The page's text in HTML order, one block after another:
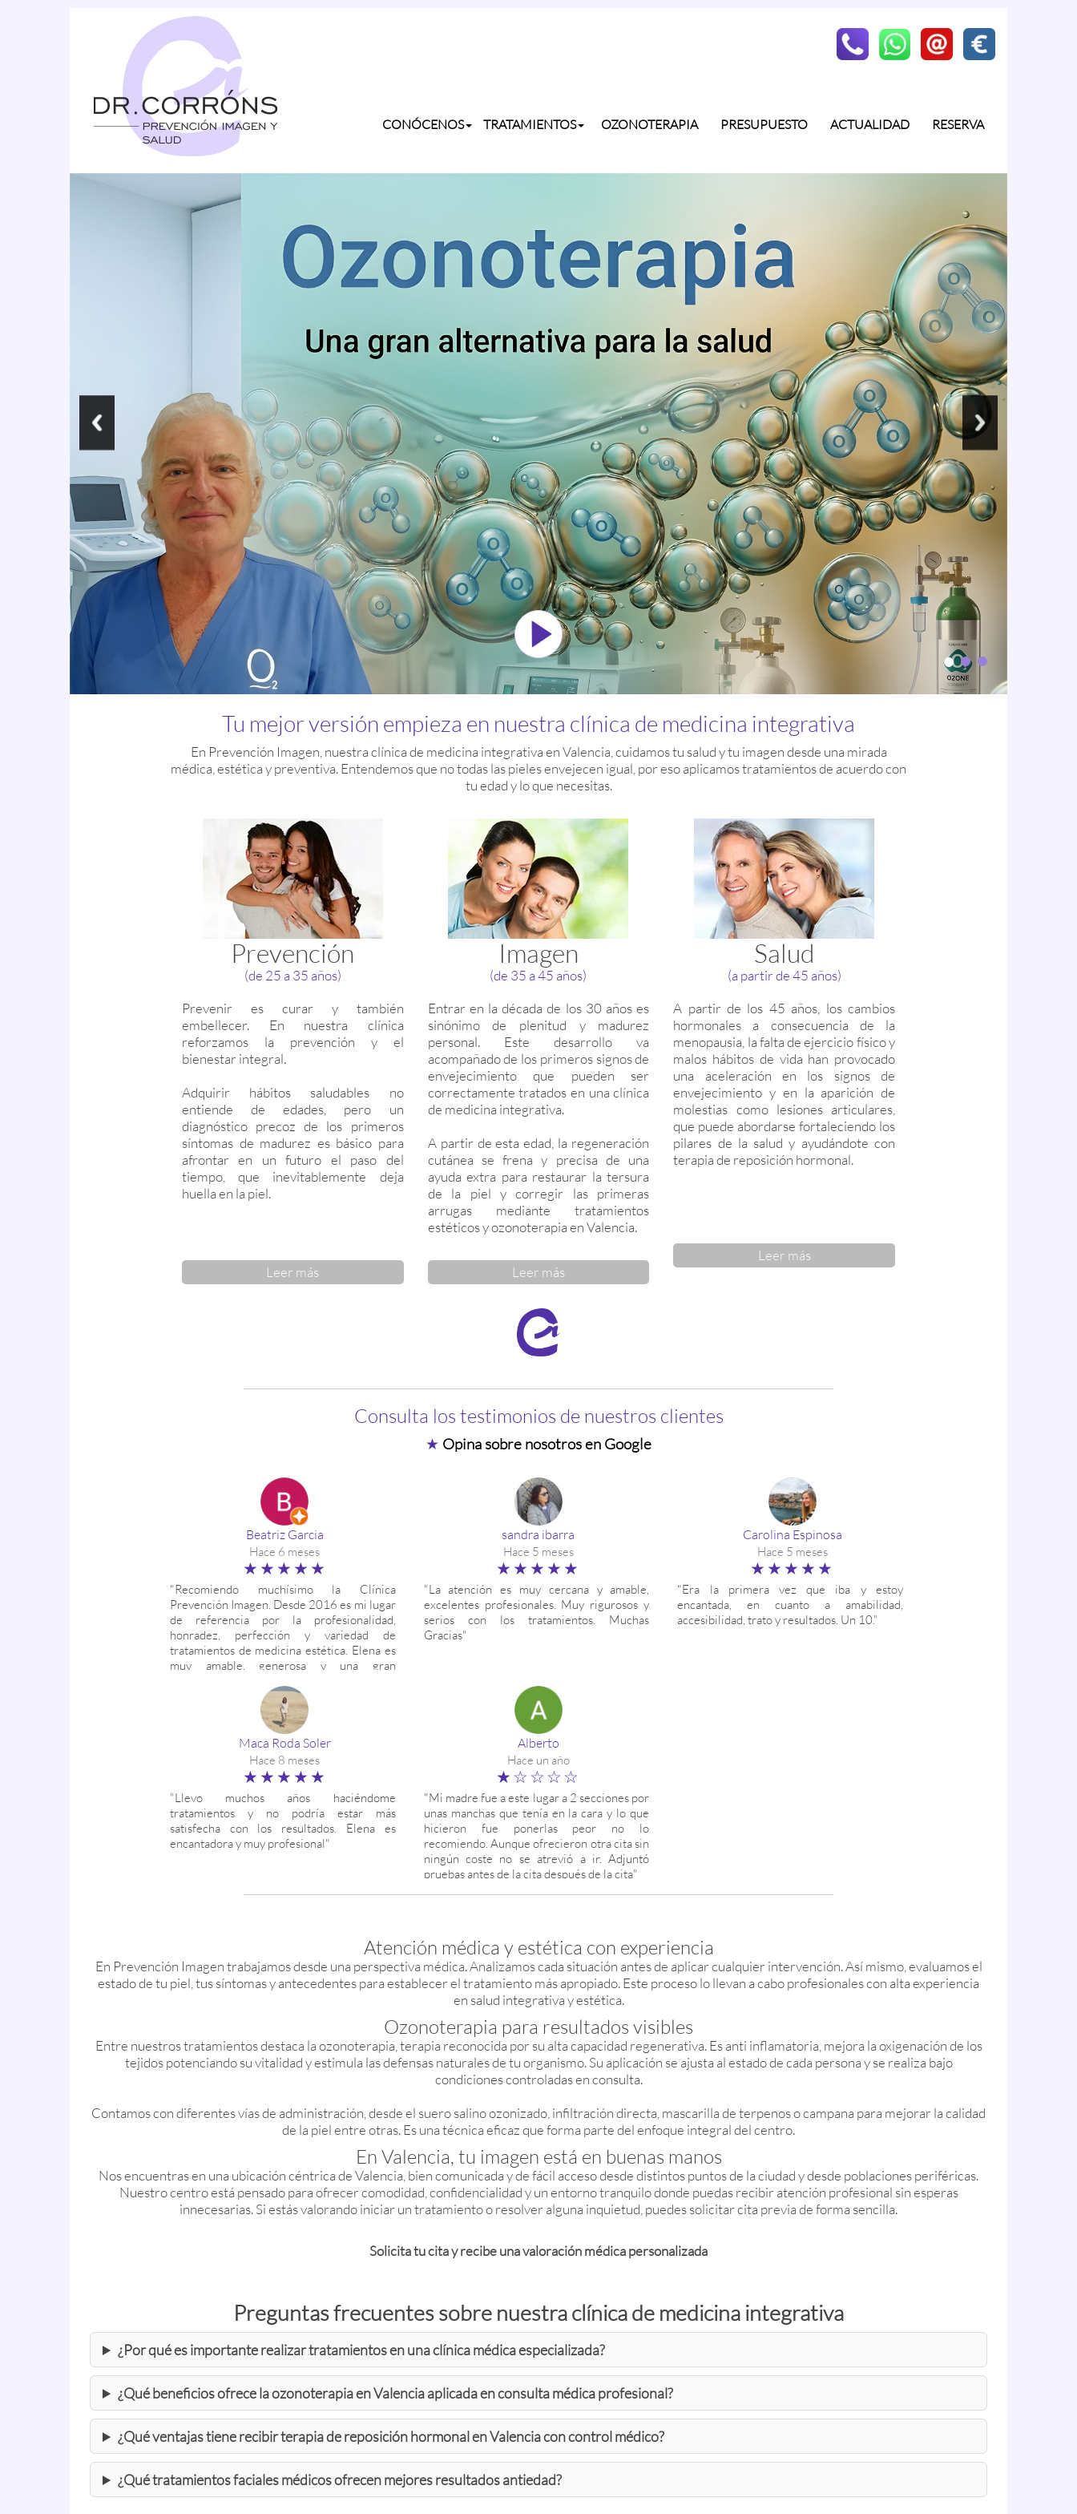
CONÓCENOS TRATAMIENTOS OZONOTERAPIA PRESUPUESTO ACTUALIDAD RESERVA
OZONOTERAPIA
Tu mejor versión empieza en nuestra clínica de medicina integrativa
En Prevención Imagen, nuestra clínica de medicina integrativa en Valencia, cuidamos tu salud y tu imagen desde una mirada
médica, estética y preventiva. Entendemos que no todas las pieles envejecen igual, por eso aplicamos tratamientos de acuerdo con
tu edad y lo que necesitas.
Prevención
(de 25 a 35 años)
Prevenir es curar y también
embellecer. En nuestra clínica
reforzamos la prevención y el
bienestar integral.
Adquirir hábitos saludables no
entiende de edades, pero un
diagnóstico precoz de los primeros
síntomas de madurez es básico para
afrontar en un futuro el paso del
tiempo, que inevitablemente deja
huella en la piel.
Leer más
Imagen
(de 35 a 45 años)
Entrar en la década de los 30 años es
sinónimo de plenitud y madurez
personal. Este desarrollo va
acompañado de los primeros signos de
envejecimiento que pueden ser
correctamente tratados en una clínica
de medicina integrativa.
A partir de esta edad, la regeneración
cutánea se frena y precisa de una
ayuda extra para restaurar la tersura
de la piel y corregir las primeras
arrugas mediante tratamientos
estéticos y ozonoterapia en Valencia.
Leer más
Salud
(a partir de 45 años)
A partir de los 45 años, los cambios
hormonales a consecuencia de la
menopausia, la falta de ejercicio físico y
malos hábitos de vida han provocado
una aceleración en los signos de
envejecimiento y en la aparición de
molestias como lesiones articulares,
que puede abordarse fortaleciendo los
pilares de la salud y ayudándote con
terapia de reposición hormonal.
Leer más
Consulta los testimonios de nuestros clientes
★ Opina sobre nosotros en Google
Beatriz Garcia
Hace 6 meses
★★★★★
"Recomiendo muchísimo la Clínica
Prevención Imagen. Desde 2016 es mi lugar
de referencia por la profesionalidad,
honradez, perfección y variedad de
tratamientos de medicina estética. Elena es
muy amable, generosa y una gran
alguien en quien puedes confiar totalmente.
Además, ofrecen continuas ofertas con
precios absolutamente asequibles y muy
competentes, sin los abusos que vemos
continuamente. Yo he probado el HIFU, los
neuromoduladores y un tratamiento para las
arañas vasculares y estoy encantada, yendo
muy tranquila porque sé que estoy en muy
buenas manos. También cuentan con
diferentes tipos de láser, infiltraciones de
ácido hialurónico, estimuladores de
sandra ibarra
Hace 5 meses
★★★★★
"La atención es muy cercana y amable,
excelentes profesionales. Muy rigurosos y
serios con los tratamientos. Muchas
Gracias"
Carolina Espinosa
Hace 5 meses
★★★★★
"Era la primera vez que iba y estoy
encantada, en cuanto a amabilidad,
accesibilidad, trato y resultados. Un 10."
Maca Roda Soler
Hace 8 meses
★★★★★
"Llevo muchos años haciéndome
tratamientos y no podría estar más
satisfecha con los resultados. Elena es
encantadora y muy profesional"
Alberto
Hace un año
★☆☆☆☆
"Mi madre fue a este lugar a 2 secciones por
unas manchas que tenía en la cara y lo que
hicieron fue ponerlas peor no lo
recomiendo. Aunque ofrecieron otra cita sin
ningún coste no se atrevió a ir. Adjuntó
pruebas antes de la cita después de la cita"
Atención médica y estética con experiencia
En Prevención Imagen trabajamos desde una perspectiva médica. Analizamos cada situación antes de aplicar cualquier intervención. Así mismo, evaluamos el
estado de tu piel, tus síntomas y antecedentes para establecer el tratamiento más apropiado. Este proceso lo llevan a cabo profesionales con alta experiencia
en salud integrativa y estética.
Ozonoterapia para resultados visibles
Entre nuestros tratamientos destaca la ozonoterapia, terapia reconocida por su alta capacidad regenerativa. Es anti inflamatoria, mejora la oxigenación de los
tejidos potenciando su vitalidad y estimula las defensas naturales de tu organismo. Su aplicación se ajusta al estado de cada persona y se realiza bajo
condiciones controladas en consulta.
Contamos con diferentes vías de administración, desde el suero salino ozonizado, infiltración directa, mascarilla de terpenos o campana para mejorar la calidad
de la piel entre otras. Es una técnica eficaz que forma parte del enfoque integral del centro.
En Valencia, tu imagen está en buenas manos
Nos encuentras en una ubicación céntrica de Valencia, bien comunicada y de fácil acceso desde distintos puntos de la ciudad y desde poblaciones periféricas.
Nuestro centro está pensado para ofrecer comodidad, confidencialidad y un entorno tranquilo donde puedas recibir atención profesional sin esperas
innecesarias. Si estás valorando iniciar un tratamiento o resolver alguna inquietud, puedes solicitar cita previa de forma sencilla.
Solicita tu cita y recibe una valoración médica personalizada
Preguntas frecuentes sobre nuestra clínica de medicina integrativa
¿Por qué es importante realizar tratamientos en una clínica médica especializada?
¿Qué beneficios ofrece la ozonoterapia en Valencia aplicada en consulta médica profesional?
¿Qué ventajas tiene recibir terapia de reposición hormonal en Valencia con control médico?
¿Qué tratamientos faciales médicos ofrecen mejores resultados antiedad?